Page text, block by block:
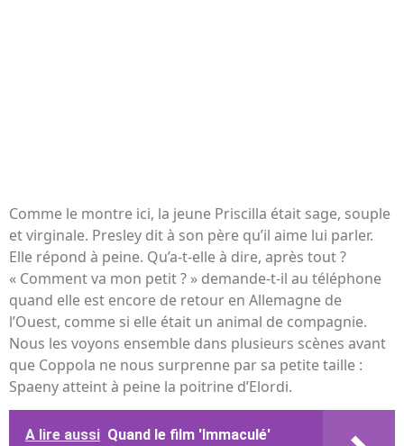
Comme le montre ici, la jeune Priscilla était sage, souple
et virginale. Presley dit à son père qu’il aime lui parler.
Elle répond à peine. Qu’a-t-elle à dire, après tout ?
« Comment va mon petit ? » demande-t-il au téléphone
quand elle est encore de retour en Allemagne de
l’Ouest, comme si elle était un animal de compagnie.
Nous les voyons ensemble dans plusieurs scènes avant
que Coppola ne nous surprenne par sa petite taille :
Spaeny atteint à peine la poitrine d’Elordi.
A lire aussi Quand le film 'Immaculé'